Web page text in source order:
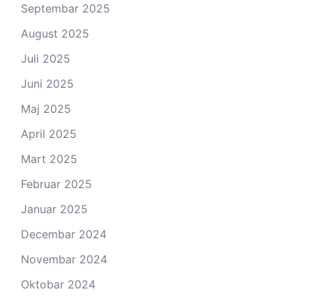
Septembar 2025
August 2025
Juli 2025
Juni 2025
Maj 2025
April 2025
Mart 2025
Februar 2025
Januar 2025
Decembar 2024
Novembar 2024
Oktobar 2024